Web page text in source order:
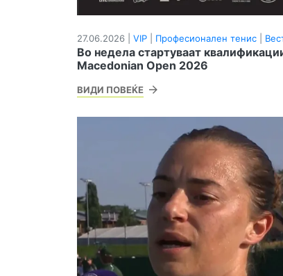
27.06.2026 | VIP Професионален тенис
Во недела стартуваат
Macedonian Open 2026
ВИДИ ПОВЕЌЕ